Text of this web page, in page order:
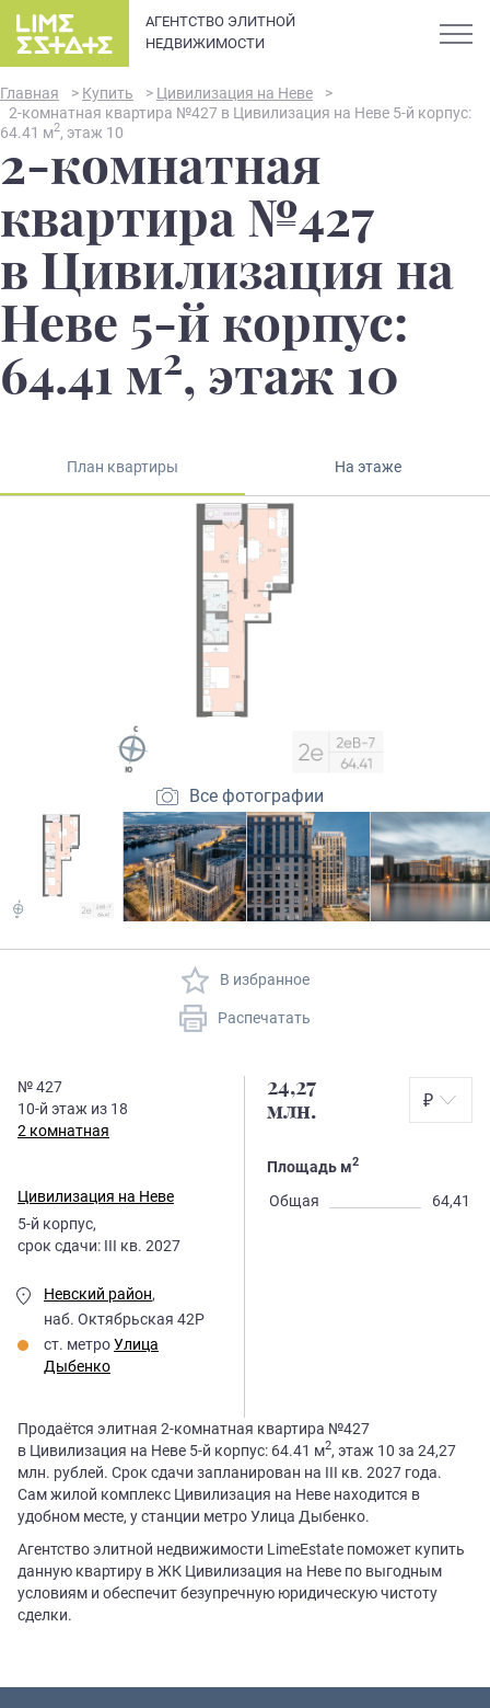
АГЕНТСТВО ЭЛИТНОЙ
НЕДВИЖИМОСТИ
О компании
Элитная недвижимость в
Санкт-Петербурге: каталог
квартир и апартаментов
премиум-класса
Закрытые продажи
Главная > Купить > Цивилизация на Неве
>
2-комнатная квартира №427 в Цивилизация на Неве 5-й корпус:
64.41 м2, этаж 10
2-комнатная
квартира №427
в Цивилизация на
Неве 5-й корпус:
64.41 м2, этаж 10
План квартиры На этаже
Все фотографии
В избранное
Распечатать
№427
10-й этаж из 18
2 комнатная
Цивилизация на Неве
5-й корпус,
срок сдачи: III кв. 2027
Невский район,
наб. Октябрьская 42Р
ст. метроУлица
Дыбенко
24,27
млн.
₽
Площадь м2
Общая 64,41
Продаётся элитная 2-комнатная квартира №427
в Цивилизация на Неве 5-й корпус: 64.41 м2, этаж 10 за 24,27
млн. рублей. Срок сдачи запланирован на III кв. 2027 года.
Сам жилой комплекс Цивилизация на Неве находится в
удобном месте, у станции метро Улица Дыбенко.
Агентство элитной недвижимости LimeEstate поможет купить
данную квартиру в ЖК Цивилизация на Неве по выгодным
условиям и обеспечит безупречную юридическую чистоту
сделки.